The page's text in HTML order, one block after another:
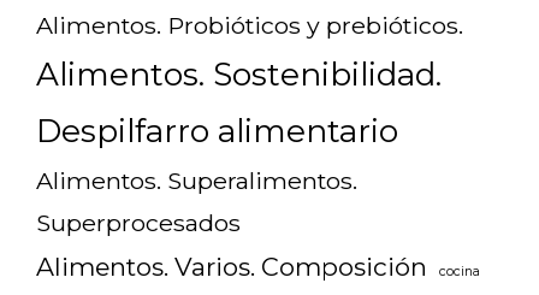
Alimentos. Probióticos y prebióticos.
Alimentos. Sostenibilidad.
Despilfarro alimentario
Alimentos. Superalimentos.
Superprocesados
Alimentos. Varios. Composición cocina